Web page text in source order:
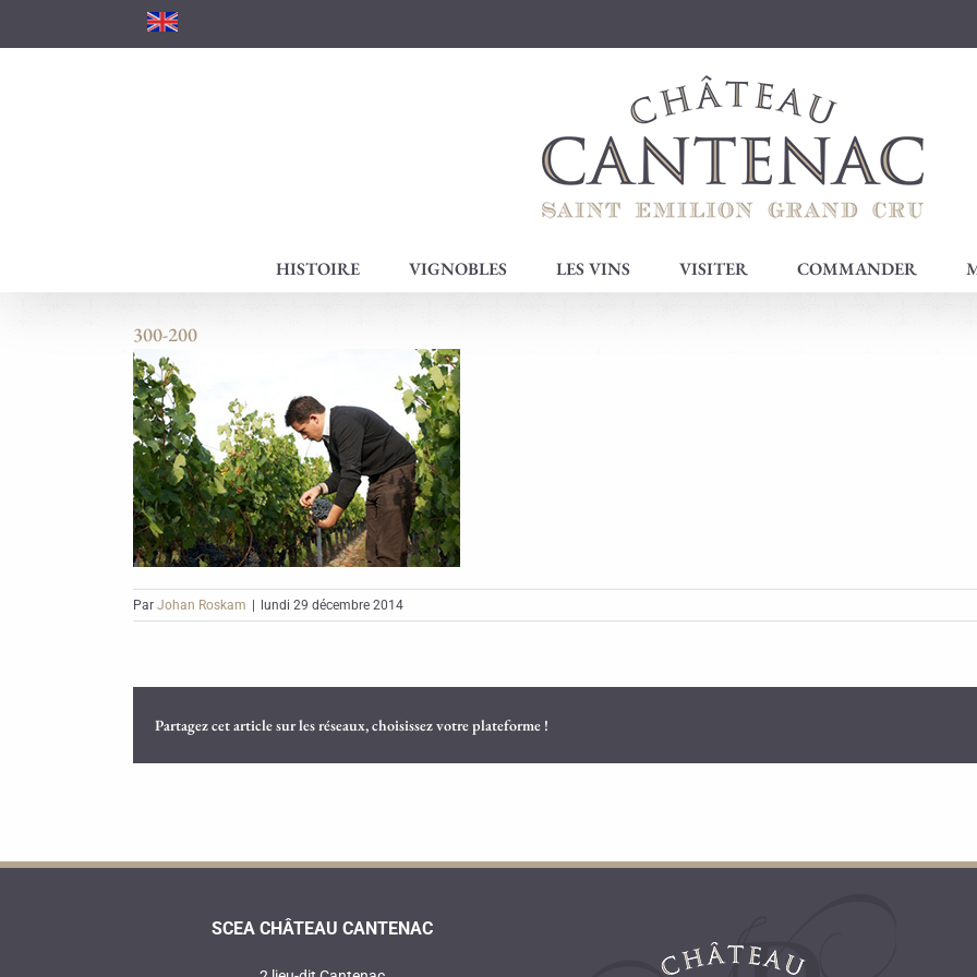
HISTOIRE VIGNOBLES LES VINS VISITER COMMANDER
300-200
Par Johan Roskam lundi 29 décembre 2014
Partagez cet article sur les réseaux, choisissez votre plateforme !
SCEA CHÂTEAU CANTENAC